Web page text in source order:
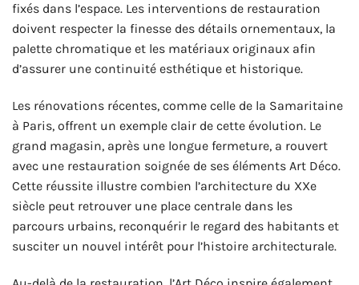
fixés dans l’espace. Les interventions de restauration
doivent respecter la finesse des détails ornementaux, la
palette chromatique et les matériaux originaux afin
d’assurer une continuité esthétique et historique.
Les rénovations récentes, comme celle de la Samaritaine
à Paris, offrent un exemple clair de cette évolution. Le
grand magasin, après une longue fermeture, a rouvert
avec une restauration soignée de ses éléments Art Déco.
Cette réussite illustre combien l’architecture du XXe
siècle peut retrouver une place centrale dans les
parcours urbains, reconquérir le regard des habitants et
susciter un nouvel intérêt pour l’histoire architecturale.